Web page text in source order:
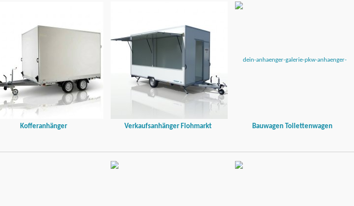
Kofferanhänger Verkaufsanhänger Flohmarkt Bauwagen Toilettenwagen